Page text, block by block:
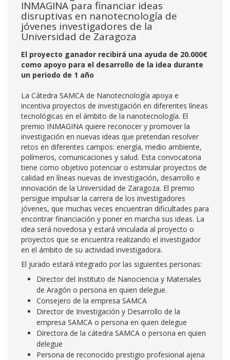
INMAGINA para financiar ideas
disruptivas en nanotecnología de
jóvenes investigadores de la
Universidad de Zaragoza
El proyecto ganador recibirá una ayuda de 20.000€
como apoyo para el desarrollo de la idea durante
un periodo de 1 año
La Cátedra SAMCA de Nanotecnología apoya e
incentiva proyectos de investigación en diferentes líneas
tecnológicas en el ámbito de la nanotecnología. El
premio INMAGINA quiere reconocer y promover la
investigación en nuevas ideas que pretendan resolver
retos en diferentes campos: energía, medio ambiente,
polímeros, comunicaciones y salud. Esta convocatoria
tiene como objetivo potenciar o estimular proyectos de
calidad en líneas nuevas de investigación, desarrollo e
innovación de la Universidad de Zaragoza. El premio
persigue impulsar la carrera de los investigadores
jóvenes, que muchas veces encuentran dificultades para
encontrar financiación y poner en marcha sus ideas. La
idea será novedosa y estará vinculada al proyecto o
proyectos que se encuentra realizando el investigador
en el ámbito de su actividad investigadora.
El jurado estará integrado por las siguientes personas:
Director del Instituto de Nanociencia y Materiales
de Aragón o persona en quien delegue.
Consejero de la empresa SAMCA
Director de Investigación y Desarrollo de la
empresa SAMCA o persona en quien delegue
Directora de la cátedra SAMCA o persona en quien
delegue
Persona de reconocido prestigio profesional ajena